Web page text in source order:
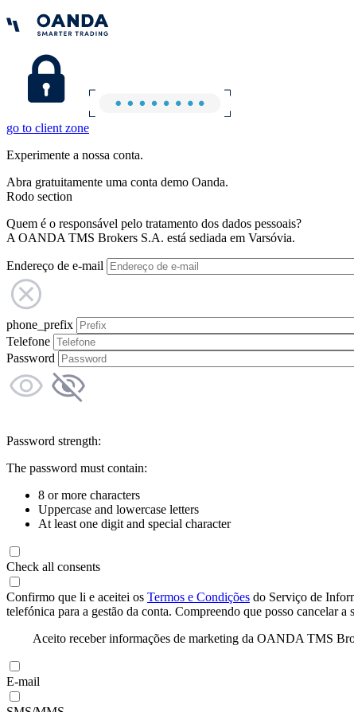
go to client zone
Experimente a nossa conta.
Abra gratuitamente uma conta demo Oanda.
Rodo section
Quem é o responsável pelo tratamento dos dados pessoais?
A OANDA TMS Brokers S.A. está sediada em Varsóvia.
Endereço de e-mail
phone_prefix
Telefone
Password
Password strength:
The password must contain:
8 or more characters
Uppercase and lowercase letters
At least one digit and special character
Check all consents
Confirmo que li e aceitei os Termos e Condições do Serviço de
telefónica para a gestão da conta. Compreendo que posso cancelar
Aceito receber informações de marketing da OANDA TMS
E-mail